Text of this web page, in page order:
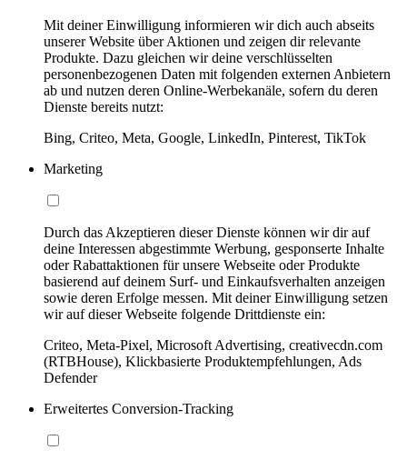
Mit deiner Einwilligung informieren wir dich auch abseits
unserer Website über Aktionen und zeigen dir relevante
Produkte. Dazu gleichen wir deine verschlüsselten
personenbezogenen Daten mit folgenden externen Anbietern
ab und nutzen deren Online-Werbekanäle, sofern du deren
Dienste bereits nutzt:
Bing, Criteo, Meta, Google, LinkedIn, Pinterest, TikTok
Marketing
Durch das Akzeptieren dieser Dienste können wir dir auf
deine Interessen abgestimmte Werbung, gesponserte Inhalte
oder Rabattaktionen für unsere Webseite oder Produkte
basierend auf deinem Surf- und Einkaufsverhalten anzeigen
sowie deren Erfolge messen. Mit deiner Einwilligung setzen
wir auf dieser Webseite folgende Drittdienste ein:
Criteo, Meta-Pixel, Microsoft Advertising, creativecdn.com
(RTBHouse), Klickbasierte Produktempfehlungen, Ads
Defender
Erweitertes Conversion-Tracking